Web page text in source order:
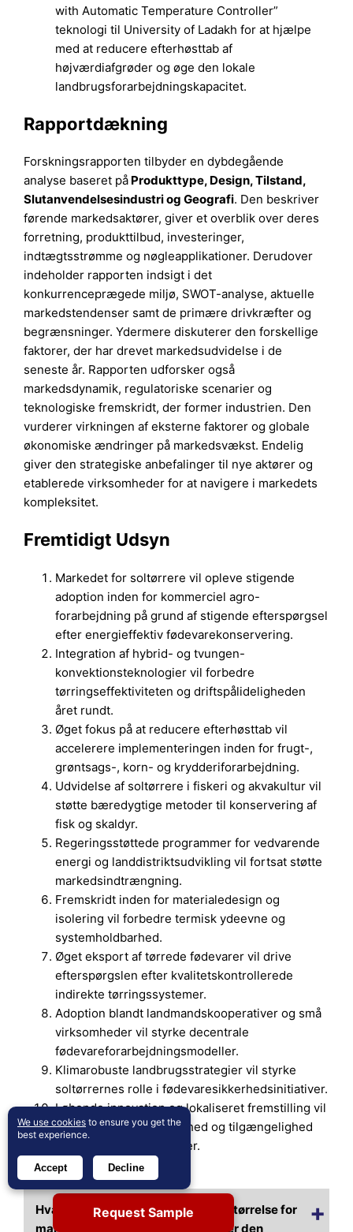
with Automatic Temperature Controller”
teknologi til University of Ladakh for at hjælpe
med at reducere efterhøsttab af
højværdiafgrøder og øge den lokale
landbrugsforarbejdningskapacitet.
Rapportdækning
Forskningsrapporten tilbyder en dybdegående
analyse baseret på Produkttype, Design, Tilstand,
SlutanvendelsesindustriogGeografi. Den beskriver
førende markedsaktører, giver et overblik over deres
forretning, produkttilbud, investeringer,
indtægtsstrømme og nøgleapplikationer. Derudover
indeholder rapporten indsigt i det
konkurrenceprægede miljø, SWOT-analyse, aktuelle
markedstendenser samt de primære drivkræfter og
begrænsninger. Ydermere diskuterer den forskellige
faktorer, der har drevet markedsudvidelse i de
seneste år. Rapporten udforsker også
markedsdynamik, regulatoriske scenarier og
teknologiske fremskridt, der former industrien. Den
vurderer virkningen af eksterne faktorer og globale
økonomiske ændringer på markedsvækst. Endelig
giver den strategiske anbefalinger til nye aktører og
etablerede virksomheder for at navigere i markedets
kompleksitet.
Fremtidigt Udsyn
Markedet for soltørrere vil opleve stigende
adoption inden for kommerciel agro-
forarbejdning på grund af stigende efterspørgsel
efter energieffektiv fødevarekonservering.
Integration af hybrid- og tvungen-
konvektionsteknologier vil forbedre
tørringseffektiviteten og driftspålideligheden
året rundt.
Øget fokus på at reducere efterhøsttab vil
accelerere implementeringen inden for frugt-,
grøntsags-, korn- og krydderiforarbejdning.
Udvidelse af soltørrere i fiskeri og akvakultur vil
støtte bæredygtige metoder til konservering af
fisk og skaldyr.
Regeringsstøttede programmer for vedvarende
energi og landdistriktsudvikling vil fortsat støtte
markedsindtrængning.
Fremskridt inden for materialedesign og
isolering vil forbedre termisk ydeevne og
systemholdbarhed.
Øget eksport af tørrede fødevarer vil drive
efterspørgslen efter kvalitetskontrollerede
indirekte tørringssystemer.
Adoption blandt landmandskooperativer og små
virksomheder vil styrke decentrale
fødevareforarbejdningsmodeller.
Klimarobuste landbrugsstrategier vil styrke
soltørrernes rolle i fødevaresikkerhedsinitiativer.
Løbende innovation og lokaliseret fremstilling vil
forbedre overkommelighed og tilgængelighed
på tværs af nye markeder.
Ofte stillede spørgsmål:
Hvad er den nuværende markedsstørrelse for
markedet for soltørkere, og hvad er den
Request Sample
We use cookies to ensure you get the
best experience.
Accept Decline